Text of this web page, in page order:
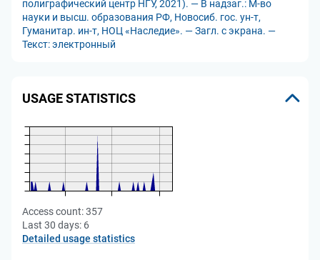
полиграфический центр НГУ, 2021). — В надзаг.: М-во
науки и высш. образования РФ, Новосиб. гос. ун-т,
Гуманитар. ин-т, НОЦ «Наследие». — Загл. с экрана. —
Текст: электронный
USAGE STATISTICS
Access count:357
Last 30 days: 6
Detailed usage statistics